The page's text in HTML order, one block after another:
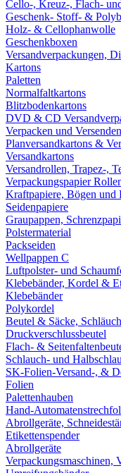
Cello-, Kreuz-, Flach-
Geschenk- Stoff- &
Holz- & Cellophanwolle
Geschenkboxen
Versandverpackungen,
Kartons
Paletten
Normalfaltkartons
Blitzbodenkartons
DVD & CD
Verpacken und Versenden
Planversandkartons &
Versandkartons
Versandrollen, Trapez-,
Verpackungspapier
Kraftpapiere, Bögen und
Seidenpapiere
Graupappen,
Polstermaterial
Packseiden
Wellpappen C
Luftpolster- und
Klebebänder, Kordel &
Klebebänder
Polykordel
Beutel & Säcke,
Druckverschlussbeutel
Flach- &
Schlauch- und
SK-Folien-Versand-, &
Folien
Palettenhauben
Hand-
Abrollgeräte,
Etikettenspender
Abrollgeräte
Verpackungsmaschinen,